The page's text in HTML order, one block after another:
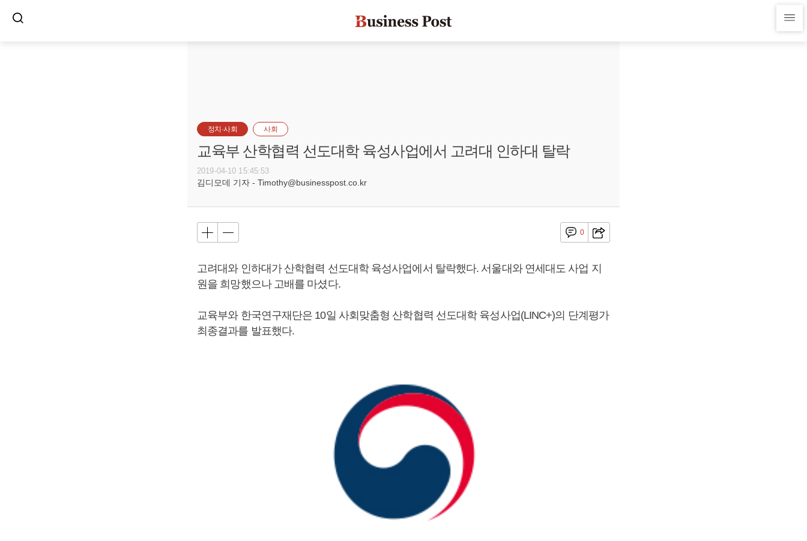
정치·사회 사회
교육부 산학협력 선도대학 육성사업에서 고려대 인하대 탈락
2019-04-10 15:45:53
김디모데 기자 - Timothy@businesspost.co.kr
0
고려대와 인하대가 산학협력 선도대학 육성사업에서 탈락했다. 서울대와 연세대도 사업 지
원을 희망했으나 고배를 마셨다.
교육부와 한국연구재단은 10일 사회맞춤형 산학협력 선도대학 육성사업(LINC+)의 단계평가
최종결과를 발표했다.